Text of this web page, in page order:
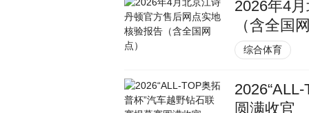
2026年4
（含全国
综合体育
圆满收官